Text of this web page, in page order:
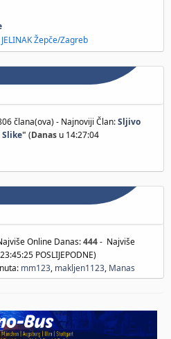
JELINAK Žepče/Zagreb
člana(ova) - Najnoviji Član:Sljivo
Slike" (Danas u 14:27:04
Online Danas:444- Najviše
POSLIJEPODNE)
mm123, makljen1123, Manas